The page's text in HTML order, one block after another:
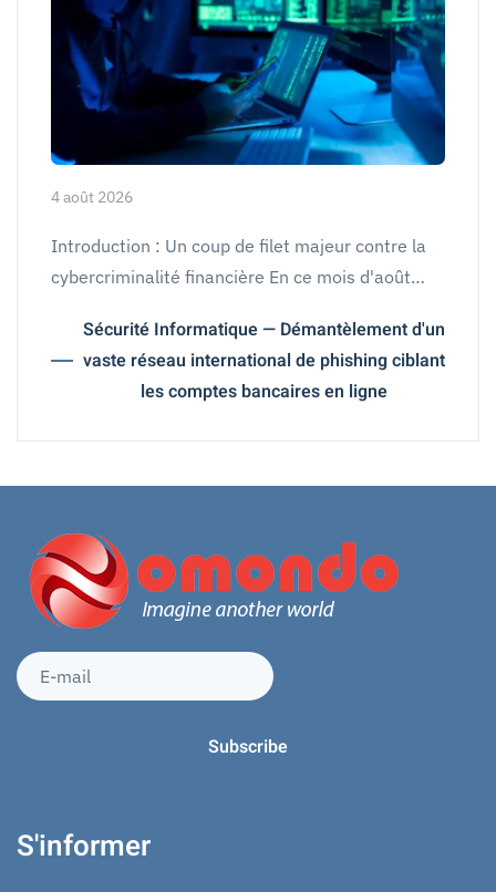
4 août 2026
Introduction : Un coup de filet majeur contre la
cybercriminalité financière En ce mois d'août…
Sécurité Informatique — Démantèlement d'un
vaste réseau international de phishing ciblant
les comptes bancaires en ligne
S'informer